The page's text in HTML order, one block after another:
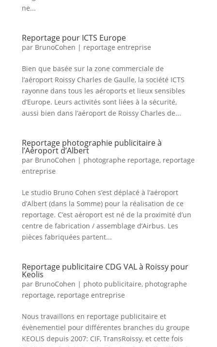
ne...
Reportage pour ICTS Europe
par BrunoCohen | reportage entreprise
Bien que basée sur la zone commerciale de
l’aéroport Roissy Charles de Gaulle, la société ICTS
rayonne dans tous les aéroports et lieux sensibles
d’Europe. Leurs activités sont liées à la sécurité,
aussi bien dans l’aéroport de Roissy Charles de...
Reportage photographie publicitaire à
l’Aéroport d’Albert
par BrunoCohen | photographe reportage, reportage
entreprise
Le studio Bruno Cohen s’est déplacé à l’aéroport
d’Albert (dans la Somme) pour la réalisation de ce
reportage. C’est aéroport est né de la proximité d’un
centre de fabrication / assemblage d’Airbus. Les
pièces fabriquées partent...
Reportage publicitaire CDG VAL à Roissy pour
Keolis
par BrunoCohen | photo publicitaire, photographe
reportage, reportage entreprise
Nous travaillons en reportage publicitaire et
évènementiel pour différentes branches du groupe
KEOLIS depuis 2007: CIF, TransRoissy, et cette fois